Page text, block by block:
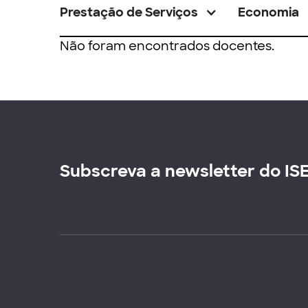
Prestação de Serviços Economia
Não foram encontrados docentes.
Subscreva a newsletter do